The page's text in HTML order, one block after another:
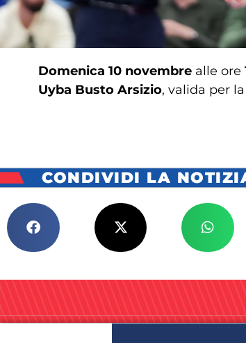
Domenica 10 novembre alle ore
Uyba Busto Arsizio, valida per
CONDIVIDI LA